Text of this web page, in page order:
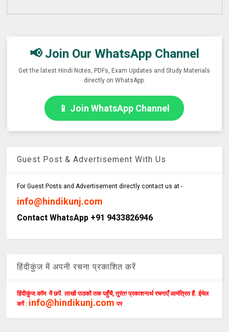
📢 Join Our WhatsApp Channel
Get the latest Hindi Notes, PDFs, Exam Updates and Study Materials
directly on WhatsApp.
📱 Join WhatsApp Channel
Guest Post & Advertisement With Us
For Guest Posts and Advertisement directly contact us at -
info@hindikunj.com
Contact WhatsApp +91 9433826946
हिंदीकुंज में अपनी रचना प्रकाशित करें
हिंदीकुंज.कॉम में छपें. लाखों पाठकों तक पहुँचें, तुरंत! प्रकाशनार्थ रचनाएँ आमंत्रित हैं. ईमेल
करें : info@hindikunj.com पर